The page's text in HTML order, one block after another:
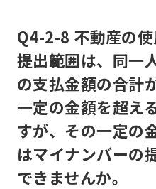
Q4-2-8 不動産の
提出範囲は、同一
の支払金額の合計
一定の金額を超え
すが、その一定の
はマイナンバーの
できませんか。